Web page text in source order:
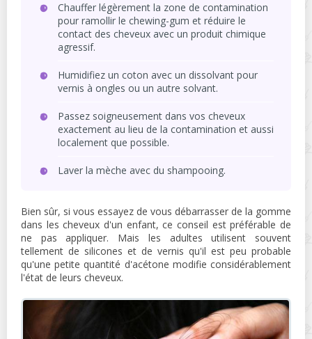
Chauffer légèrement la zone de contamination
pour ramollir le chewing-gum et réduire le
contact des cheveux avec un produit chimique
agressif.
Humidifiez un coton avec un dissolvant pour
vernis à ongles ou un autre solvant.
Passez soigneusement dans vos cheveux
exactement au lieu de la contamination et aussi
localement que possible.
Laver la mèche avec du shampooing.
Bien sûr, si vous essayez de vous débarrasser de la gomme
dans les cheveux d'un enfant, ce conseil est préférable de
ne pas appliquer. Mais les adultes utilisent souvent
tellement de silicones et de vernis qu'il est peu probable
qu'une petite quantité d'acétone modifie considérablement
l'état de leurs cheveux.